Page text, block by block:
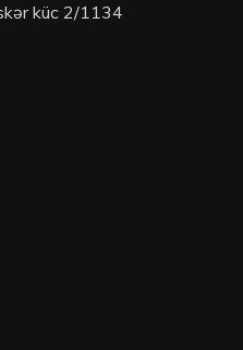
küc 2/1134